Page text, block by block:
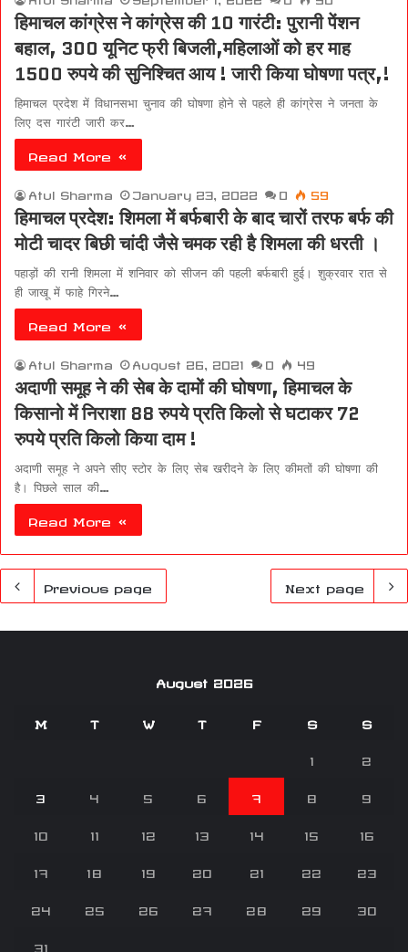
हिमाचल कांग्रेस ने कांग्रेस की 10 गारंटी: पुरानी पेंशन
बहाल, 300 यूनिट फ्री बिजली,महिलाओं को हर माह
1500 रुपये की सुनिश्चित आय ! जारी किया घोषणा पत्र,!
हिमाचल प्रदेश में विधानसभा चुनाव की घोषणा होने से पहले ही कांग्रेस ने जनता के
लिए दस गारंटी जारी कर…
Read More »
Atul Sharma January 23, 2022 0 59
हिमाचल प्रदेश: शिमला में बर्फबारी के बाद चारों तरफ बर्फ की
मोटी चादर बिछी चांदी जैसे चमक रही है शिमला की धरती ।
पहाड़ों की रानी शिमला में शनिवार को सीजन की पहली बर्फबारी हुई। शुक्रवार रात से
ही जाखू में फाहे गिरने…
Read More »
Atul Sharma August 26, 2021 0 49
अदाणी समूह ने की सेब के दामों की घोषणा, हिमाचल के
किसानो में निराशा 88 रुपये प्रति किलो से घटाकर 72
रुपये प्रति किलो किया दाम !
अदाणी समूह ने अपने सीए स्टोर के लिए सेब खरीदने के लिए कीमतों की घोषणा की
है। पिछले साल की…
Read More »
Previous page Next page
August 2026
M T W T F S S
1 2
3 4 5 6 7 8 9
10 11 12 13 14 15 16
17 18 19 20 21 22 23
24 25 26 27 28 29 30
31